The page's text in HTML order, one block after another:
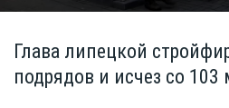
Глава липецкой
подрядов и исчез со 103